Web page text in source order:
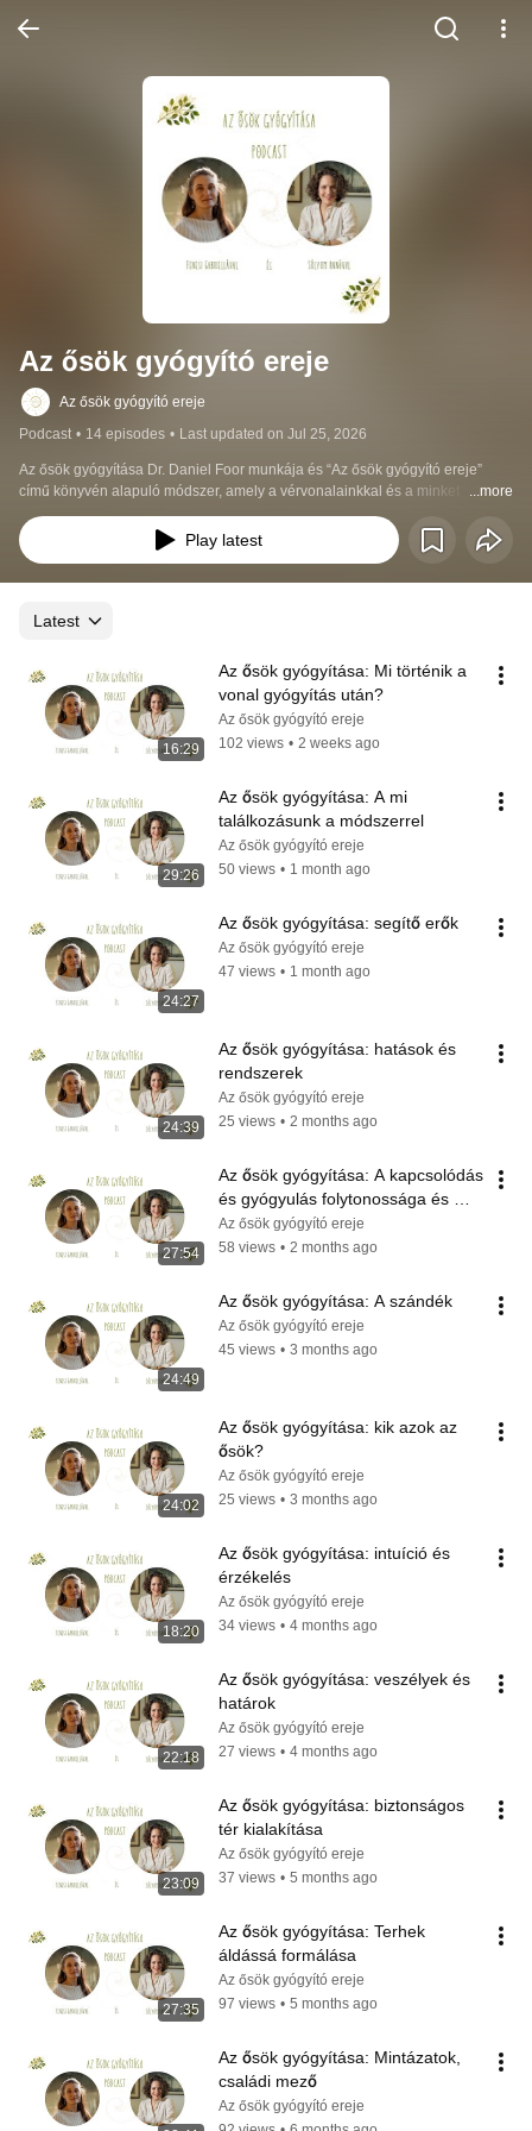
Az ősök gyógyító ereje
Az ősök gyógyító ereje
Podcast • 14 episodes • Last updated on Jul 25, 2026
Az ősök gyógyítása Dr. Daniel Foor munkája és “Az ősök gyógyító ereje”
című könyvén alapuló módszer, amely a vérvonalainkkal és a minket
körülvevő világgal dolgozik.
...more
Play latest
Latest
16:29
Az ősök gyógyítása: Mi történik a
vonal gyógyítás után?
Az ősök gyógyító ereje
102 views • 2 weeks ago
29:26
Az ősök gyógyítása: A mi
találkozásunk a módszerrel
Az ősök gyógyító ereje
50 views • 1 month ago
24:27
Az ősök gyógyítása: segítő erők
Az ősök gyógyító ereje
47 views • 1 month ago
24:39
Az ősök gyógyítása: hatások és
rendszerek
Az ősök gyógyító ereje
25 views • 2 months ago
27:54
Az ősök gyógyítása: A kapcsolódás
és gyógyulás folytonossága és
közösség
Az ősök gyógyító ereje
58 views • 2 months ago
24:49
Az ősök gyógyítása: A szándék
Az ősök gyógyító ereje
45 views • 3 months ago
24:02
Az ősök gyógyítása: kik azok az
ősök?
Az ősök gyógyító ereje
25 views • 3 months ago
18:20
Az ősök gyógyítása: intuíció és
érzékelés
Az ősök gyógyító ereje
34 views • 4 months ago
22:18
Az ősök gyógyítása: veszélyek és
határok
Az ősök gyógyító ereje
27 views • 4 months ago
23:09
Az ősök gyógyítása: biztonságos
tér kialakítása
Az ősök gyógyító ereje
37 views • 5 months ago
27:35
Az ősök gyógyítása: Terhek
áldássá formálása
Az ősök gyógyító ereje
97 views • 5 months ago
Az ősök gyógyítása: Mintázatok,
családi mező
Az ősök gyógyító ereje